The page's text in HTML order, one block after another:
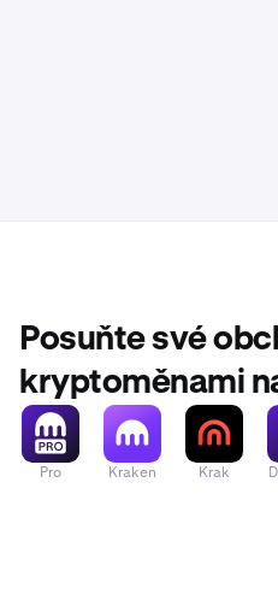
Posuňte své
kryptoměnami
Pro Kraken Krak